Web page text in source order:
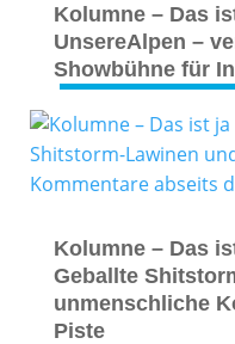
Kolumne – Das
UnsereAlpen –
Showbühne für
Kolumne – Das
Geballte
unmenschliche
Piste